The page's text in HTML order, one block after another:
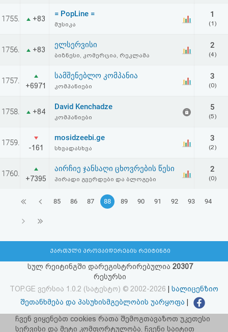
1755. +83
= PopLine =
მუსიკა
1
(1)
1756. +83
ელსერვისი
ბიზნესი, კომერცია, რეკლამა
2
(4)
1757.
+6971
სამშენებლო კომპანია
კომპანიები
3
(0)
1758. +84
David Kenchadze
კომპანიები
5
(5)
1759.
-161
mosidzeebi.ge
სხვადასხვა
3
(2)
1760.
+7395
აირჩიე ჯანსაღი ცხოვრების წესი
პირადი გვერდები და ბლოგები
2
(0)
85 86 87 88 89 90 91 92 93 94
ქართული პროვაიდერების რეიტინგი
სულ რეიტინგში დარეგისტრირებულია 20307
რესურსი
TOP.GE ვერსია 1.0.2 (სატესტო) © 2002-2026
სალიცენზიო
შეთანხმება და პასუხისმგებლობის უარყოფა
facebook.com/TOP.GE
იხილეთ TOP.GE - ის ძველი ვერსია ბმულზე
ჩვენ ვიყენებთ cookies რათა შემოგთავაზოთ უკეთესი
სერვისი და მეტი კომფორტულობა. ჩვენი საიტით